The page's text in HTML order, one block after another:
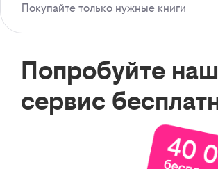
Покупайте только нужные книги
Попробуйте наш
сервис